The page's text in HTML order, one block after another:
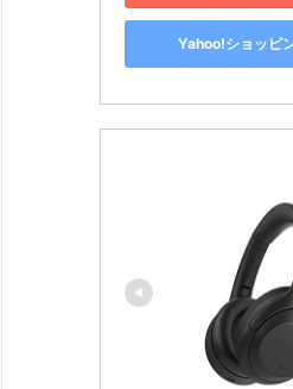
Yahoo!ショッピ